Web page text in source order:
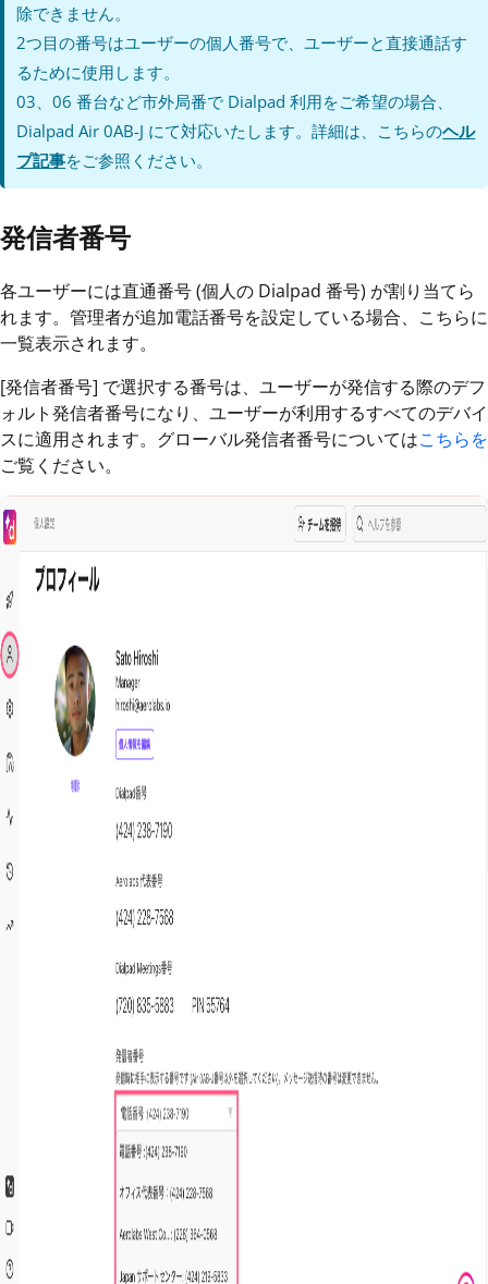
除できません。
2つ目の番号はユーザーの個人番号で、ユーザーと直接通話す
るために使用します。
03、06 番台など市外局番で Dialpad 利用をご希望の場合、
Dialpad Air 0AB-J にて対応いたします。詳細は、こちらのヘル
プ記事をご参照ください。
発信者番号
各ユーザーには直通番号 (個人の Dialpad 番号) が割り当てら
れます。管理者が追加電話番号を設定している場合、こちらに
一覧表示されます。
[発信者番号] で選択する番号は、 ユーザーが発信する際のデフ
ォルト発信者番号になり、ユーザーが利用するすべてのデバイ
スに適用されます。グローバル発信者番号についてはこちらを
ご覧ください。